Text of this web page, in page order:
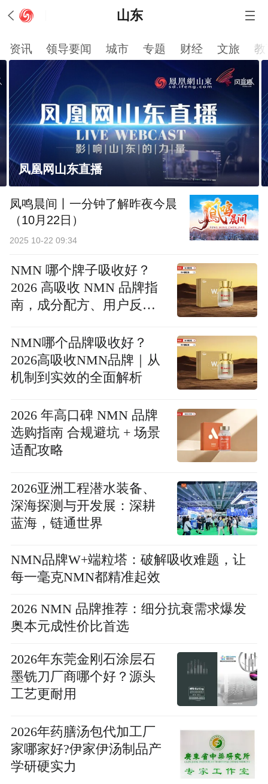
山东
资讯 领导要闻 城市 专题 财经 文旅 教
凤凰网山东直播
凤鸣晨间丨一分钟了解昨夜今晨
（10月22日）
2025 10-22 09:34
NMN 哪个牌子吸收好？
2026 高吸收 NMN 品牌指
南，成分配方、用户反馈
NMN哪个品牌吸收好？
2026高吸收NMN品牌｜从
机制到实效的全面解析
2026 年高口碑 NMN 品牌
选购指南 合规避坑 + 场景
适配攻略
2026亚洲工程潜水装备、
深海探测与开发展：深耕
蓝海，链通世界
NMN品牌W+端粒塔：破解吸收难题，让
每一毫克NMN都精准起效
2026 NMN 品牌推荐：细分抗衰需求爆发
奥本元成性价比首选
2026年东莞金刚石涂层石
墨铣刀厂商哪个好？源头
工艺更耐用
2026年药膳汤包代加工厂
家哪家好?伊家伊汤制品产
学研硬实力